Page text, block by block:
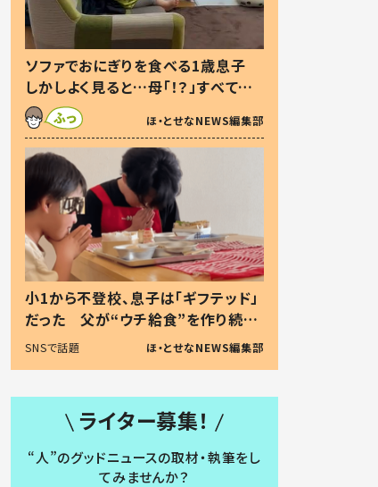
ソファでおにぎりを食べる1歳息子
しかしよく見ると…母「！？」すべてを
察した母の投稿に「可愛いから許
す！」「現行犯〜」
ほ・とせなNEWS編集部
小1から不登校、息子は「ギフテッド」
だった 父が“ウチ給食”を作り続け
る理由とは #令和の親 #令和の子
SNSで話題 ほ・とせなNEWS編集部
ライター募集！
“人”のグッドニュースの取材・執筆をし
てみませんか？